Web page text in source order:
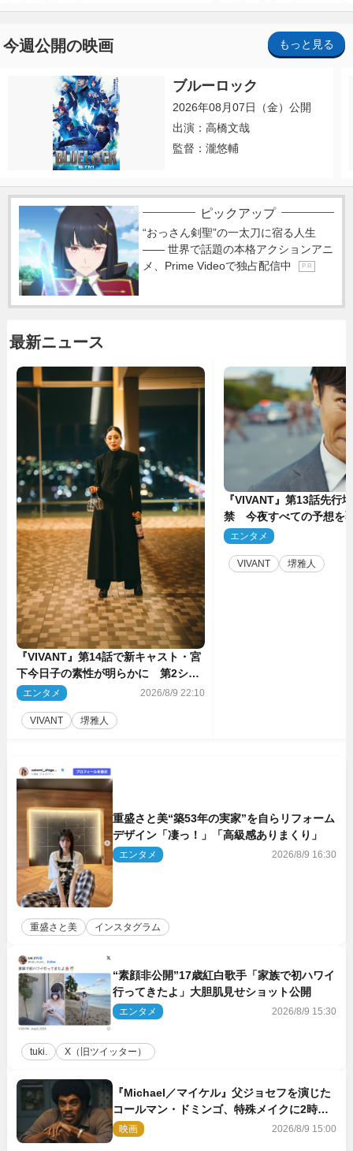
今週公開の映画 もっと見る
ブルーロック
2026年08月07日（金）公開
出演：高橋文哉
監督：瀧悠輔
ピックアップ
“おっさん剣聖”の一太刀に宿る人生
―― 世界で話題の本格アクションアニ
メ、Prime Videoで独占配信中
P R
最新ニュース
『VIVANT』第14話で新キャスト・宮
下今日子の素性が明らかに 第2シー
ズンのキーパーソンの1人
エンタメ 2026/8/9 22:10
VIVANT 堺雅人
『VIVANT』第13話先行
禁 今夜すべての予想を
ーンが…
エンタメ
VIVANT 堺雅人
重盛さと美“築53年の実家”を自らリフォーム
デザイン「凄っ！」「高級感ありまくり」
エンタメ 2026/8/9 16:30
重盛さと美 インスタグラム
“素顔非公開”17歳紅白歌手「家族で初ハワイ
行ってきたよ」大胆肌見せショット公開
エンタメ 2026/8/9 15:30
tuki. X（旧ツイッター）
『Michael／マイケル』父ジョセフを演じた
コールマン・ドミンゴ、特殊メイクに2時間
半かかっていた
映画 2026/8/9 15:00